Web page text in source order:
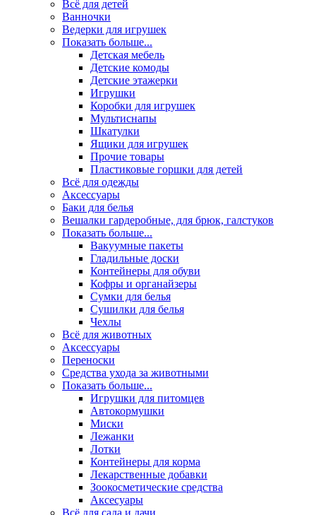
Всё для детей
Ванночки
Ведерки для игрушек
Показать больше...
Детская мебель
Детские комоды
Детские этажерки
Игрушки
Коробки для игрушек
Мультиснапы
Шкатулки
Ящики для игрушек
Прочие товары
Пластиковые горшки для детей
Всё для одежды
Аксессуары
Баки для белья
Вешалки гардеробные, для брюк, галстуков
Показать больше...
Вакуумные пакеты
Гладильные доски
Контейнеры для обуви
Кофры и органайзеры
Сумки для белья
Сушилки для белья
Чехлы
Всё для животных
Аксесcуары
Переноски
Средства ухода за животными
Показать больше...
Игрушки для питомцев
Автокормушки
Миски
Лежанки
Лотки
Контейнеры для корма
Лекарственные добавки
Зоокосметические средства
Аксесуары
Всё для сада и дачи